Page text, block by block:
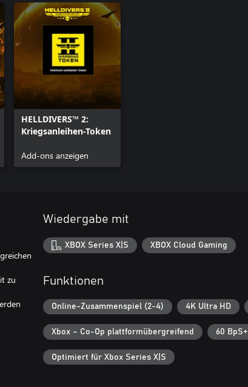
HELLDIVERS™ 2:
Kriegsanleihen-Token
Add-ons anzeigen
zu
Wiedergabe mit
XBOX Series X|S XBOX Cloud Gaming
Funktionen
Online-Zusammenspiel (2-4) 4K Ultra HD
Xbox – Co-Op plattformübergreifend 60 BpS+
Optimiert für Xbox Series X|S